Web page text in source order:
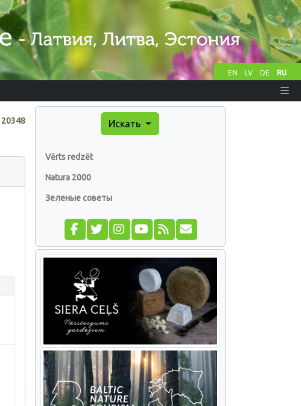
EN LV DE RU
20348 Искать
Vērts redzēt
Natura 2000
Зеленые советы